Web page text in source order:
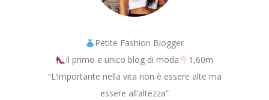
Petite Fashion Blogger
Il primo e unico blog di moda
1,60m
“L’importante nella vita non è essere alte ma
essere all’altezza”